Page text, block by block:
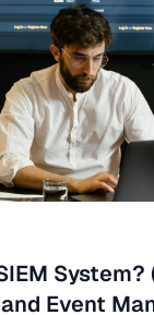
Event